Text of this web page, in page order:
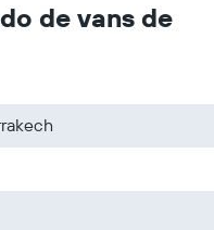
de vans de